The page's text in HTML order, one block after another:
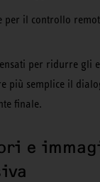
per il controllo
per ridurre gli
più semplice il
finale.
e